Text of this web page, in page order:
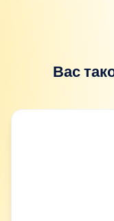
Вас